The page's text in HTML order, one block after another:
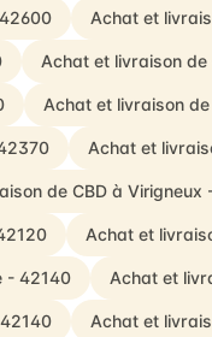
Achat et
Achat et livraison
Achat et livraison
Achat et
de CBD à Virigneux
Achat et
- 42140 Achat et
Achat et